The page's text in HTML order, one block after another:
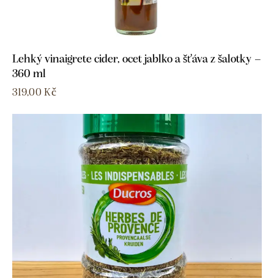
Lehký vinaigrete cider, ocet jablko a šťáva z šalotky –
360 ml
319,00 Kč